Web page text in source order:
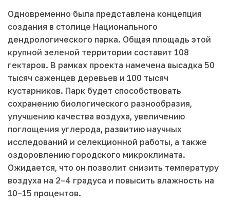
Одновременно была представлена концепция
создания в столице Национального
дендрологического парка. Общая площадь этой
крупной зеленой территории составит 108
гектаров. В рамках проекта намечена высадка 50
тысяч саженцев деревьев и 100 тысяч
кустарников. Парк будет способствовать
сохранению биологического разнообразия,
улучшению качества воздуха, увеличению
поглощения углерода, развитию научных
исследований и селекционной работы, а также
оздоровлению городского микроклимата.
Ожидается, что он позволит снизить температуру
воздуха на 2–4 градуса и повысить влажность на
10–15 процентов.